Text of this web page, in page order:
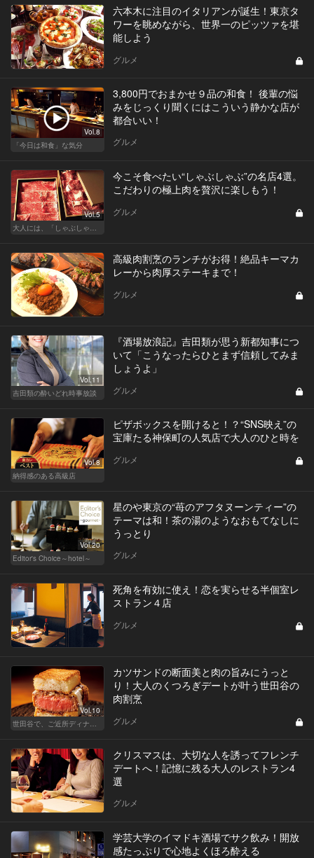
六本木に注目のイタリアンが誕生！東京タ
ワーを眺めながら、世界一のピッツァを堪
能しよう
グルメ
Vol.8
「今日は和食」な気分
3,800円でおまかせ９品の和食！ 後輩の悩
みをじっくり聞くにはこういう静かな店が
都合いい！
グルメ
Vol.5
大人には、「しゃぶしゃぶ」が最近ちょうどいい
今こそ食べたい“しゃぶしゃぶ”の名店4選。
こだわりの極上肉を贅沢に楽しもう！
グルメ
高級肉割烹のランチがお得！絶品キーマカ
レーから肉厚ステーキまで！
グルメ
Vol.11
吉田類の酔いどれ時事放談
『酒場放浪記』吉田類が思う新都知事につ
いて「こうなったらひとまず信頼してみま
しょうよ」
グルメ
Vol.8
納得感のある高級店
ピザボックスを開けると！？“SNS映え”の
宝庫たる神保町の人気店で大人のひと時を
グルメ
Vol.20
Editor's Choice～hotel～
星のや東京の“苺のアフタヌーンティー”の
テーマは和！茶の湯のようなおもてなしに
うっとり
グルメ
死角を有効に使え！恋を実らせる半個室レ
ストラン４店
グルメ
Vol.10
カツサンドの断面美と肉の旨みにうっと
り！大人のくつろぎデートが叶う世田谷の
肉割烹
グルメ
クリスマスは、大切な人を誘ってフレンチ
デートへ！記憶に残る大人のレストラン4
選
グルメ
学芸大学のイマドキ酒場でサク飲み！開放
感たっぷりで心地よくほろ酔える